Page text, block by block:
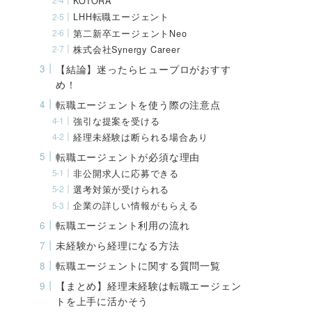
LHH転職エージェント
第二新卒エージェントNeo
株式会社Synergy Career
【結論】迷ったらヒュープロがおすす
め！
転職エージェントを使う際の注意点
強引な提案を受ける
経理未経験は断られる場合あり
転職エージェントが必須な理由
非公開求人に応募できる
選考対策が受けられる
企業の詳しい情報がもらえる
転職エージェント利用の流れ
未経験から経理になる方法
転職エージェントに関する質問一覧
【まとめ】経理未経験は転職エージェン
トを上手に活かそう